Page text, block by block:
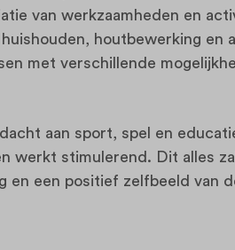
van werkzaamheden en
houtbewerking en
met verschillende
aan sport, spel en
werkt stimulerend. Dit alles
en een positief zelfbeeld van